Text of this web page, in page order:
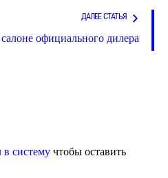
ДАЛЕЕ СТАТЬЯ
официального дилера
в систему чтобы оставить